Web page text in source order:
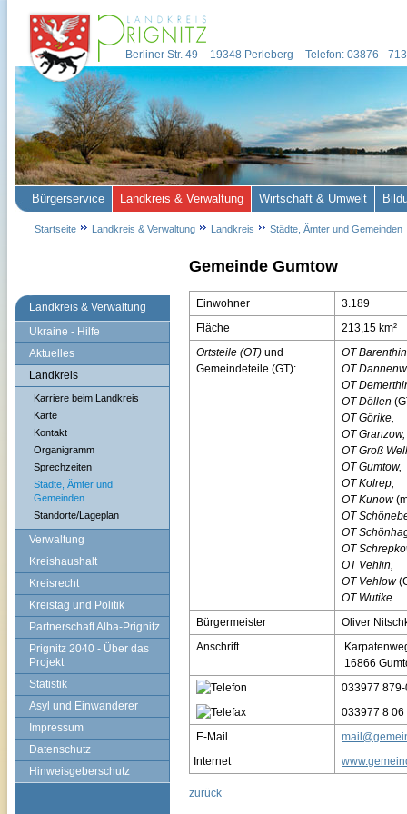
Landkreis & Verwaltung
Ukraine - Hilfe
Aktuelles
Landkreis
Karriere beim Landkreis
Karte
Kontakt
Organigramm
Sprechzeiten
Städte, Ämter und
Gemeinden
Standorte/Lageplan
Verwaltung
Kreishaushalt
Kreisrecht
Kreistag und Politik
Partnerschaft Alba-Prignitz
Prignitz 2040 - Über das
Projekt
Statistik
Asyl und Einwanderer
Impressum
Datenschutz
Hinweisgeberschutz
Gemeinde Gumtow
Einwohner
3.189
Fläche
213,15 km²
Ortsteile (OT) und
Gemeindeteile (GT):
OT
OT
OT
OT Döllen
OT Görike,
OT Granzow,
OT Groß
OT Gumtow,
OT Kolrep,
OT Kunow
OT
OT
OT
OT Vehlin,
OT Vehlow
OT Wutike
Bürgermeister
Oliver
Anschrift
16866
033977
033977 8 06
E-Mail
Internet
zurück
Berliner Str. 49 - 19348 Perleberg - Telefon: 03876 -
Bürgerservice Landkreis & Verwaltung Wirtschaft & Umwelt
Startseite Landkreis & Verwaltung Landkreis Städte, Ämter und Gemeinden